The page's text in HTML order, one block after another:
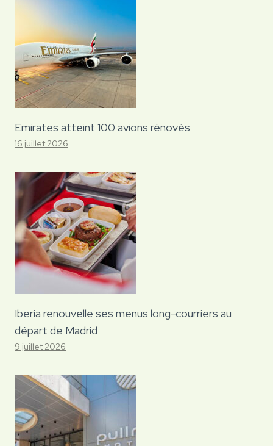
Emirates atteint 100 avions rénovés
16 juillet 2026
Iberia renouvelle ses menus long-courriers au
départ de Madrid
9 juillet 2026